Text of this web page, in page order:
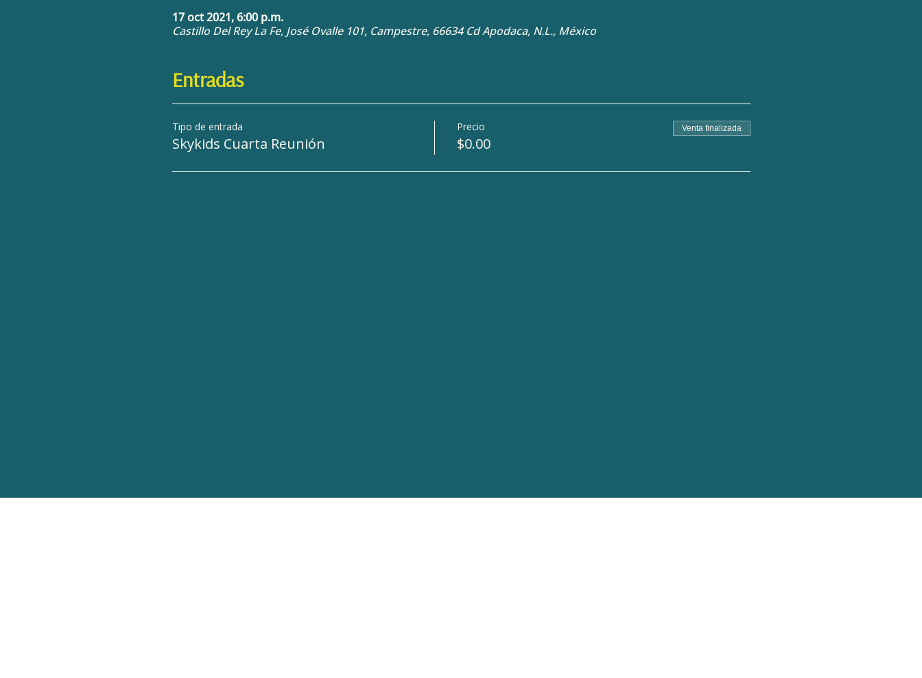
17 oct 2021, 6:00 p.m.
Castillo Del Rey La Fe, José Ovalle 101, Campestre, 66634 Cd Apodaca, N.L., México
Entradas
Tipo de entrada
Skykids Cuarta Reunión
Precio
$0.00
Venta finalizada